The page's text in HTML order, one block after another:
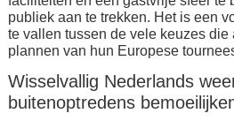
publiek aan te trekken. Het is een
te vallen tussen de vele keuzes
plannen van hun Europese
Wisselvallig Nederlands
buitenoptredens